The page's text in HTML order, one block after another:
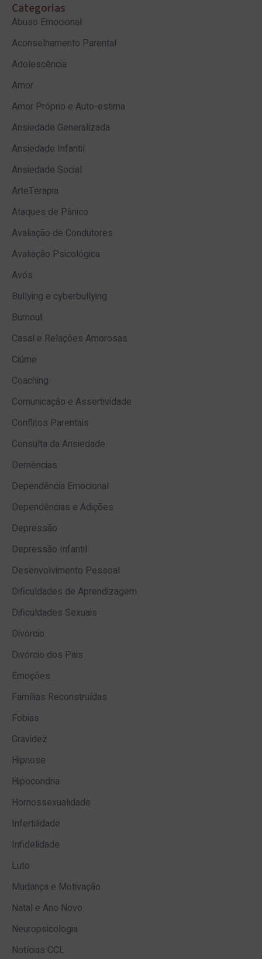
Categorias
Abuso Emocional
Aconselhamento Parental
Adolescência
Amor
Amor Próprio e Auto-estima
Ansiedade Generalizada
Ansiedade Infantil
Ansiedade Social
ArteTerapia
Ataques de Pânico
Avaliação de Condutores
Avaliação Psicológica
Avós
Bullying e cyberbullying
Burnout
Casal e Relações Amorosas
Ciúme
Coaching
Comunicação e Assertividade
Conflitos Parentais
Consulta da Ansiedade
Demências
Dependência Emocional
Dependências e Adições
Depressão
Depressão Infantil
Desenvolvimento Pessoal
Dificuldades de Aprendizagem
Dificuldades Sexuais
Divórcio
Divórcio dos Pais
Emoções
Famílias Reconstruídas
Fobias
Gravidez
Hipnose
Hipocondria
Homossexualidade
Infertilidade
Infidelidade
Luto
Mudança e Motivação
Natal e Ano Novo
Neuropsicologia
Notícias CCL